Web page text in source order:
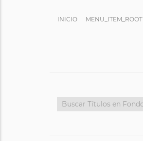
INICIO MENU_ITEM_ROOT